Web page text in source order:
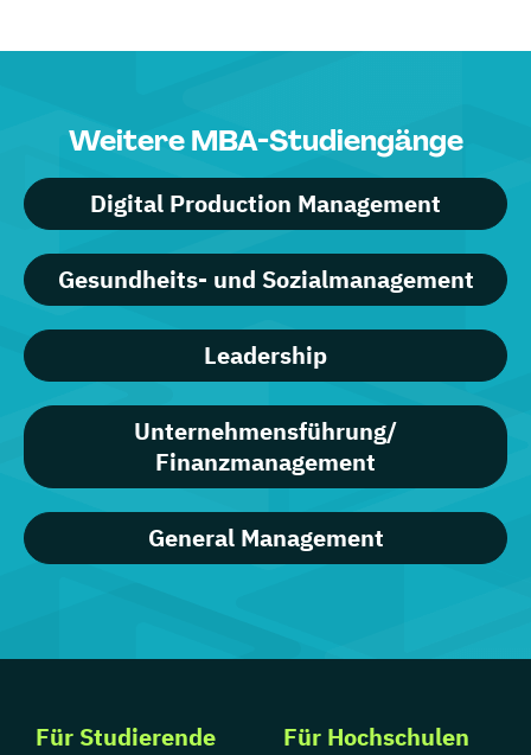
Weitere MBA-Studiengänge
Digital Production Management
Gesundheits- und Sozialmanagement
Leadership
Unternehmensführung/
Finanzmanagement
General Management
Für Studierende Für Hochschulen